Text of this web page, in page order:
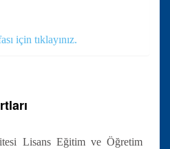
için tıklayınız.
Lisans Eğitim ve Öğretim